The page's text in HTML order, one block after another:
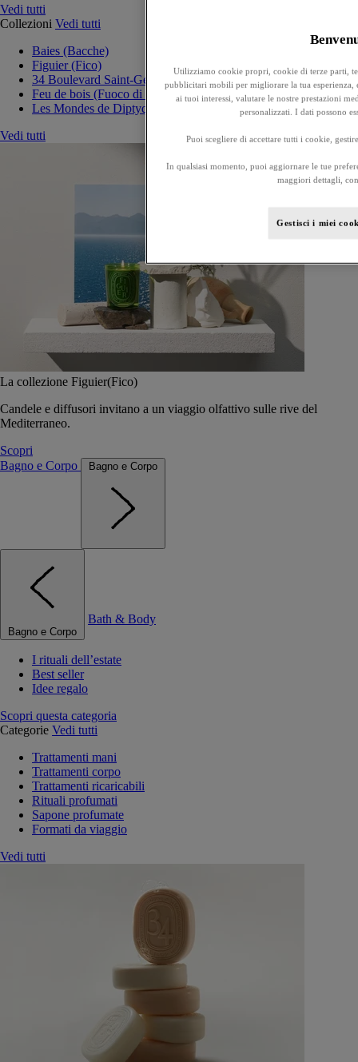
Vedi tutti
Collezioni Vedi tutti
Baies (Bacche)
Figuier (Fico)
34 Boulevard Saint-Germain
Feu de bois (Fuoco di legna)
Les Mondes de Diptyque
Vedi tutti
La collezione Figuier(Fico)
Candele e diffusori invitano a un viaggio olfattivo sulle rive del
Mediterraneo.
Scopri
Bagno e Corpo
Bagno e Corpo
Bagno e Corpo
Bath & Body
I rituali dell’estate
Best seller
Idee regalo
Scopri questa categoria
Categorie Vedi tutti
Trattamenti mani
Trattamenti corpo
Trattamenti ricaricabili
Rituali profumati
Sapone profumate
Formati da viaggio
Vedi tutti
Utilizziamo cookie propri, cookie di terze parti,
pubblicitari mobili per migliorare la tua esperienza,
ai tuoi interessi, valutare le nostre prestazioni
personalizzati. I dati possono
Puoi scegliere di accettare tutti i cookie,
In qualsiasi momento, puoi aggiornare le tue
maggiori dettagli,
Gestisci i miei